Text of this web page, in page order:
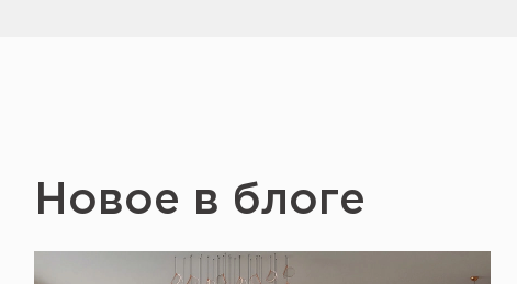
Новое в блоге